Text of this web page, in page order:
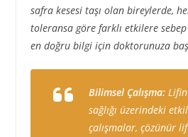
safra kesesi taşı olan bireylerde,
toleransa göre farklı etkilere
en doğru bilgi için doktorunuza
Bilimsel Çalışma:Lifin
sağlığı üzerindeki
çalışmalar, çözünür